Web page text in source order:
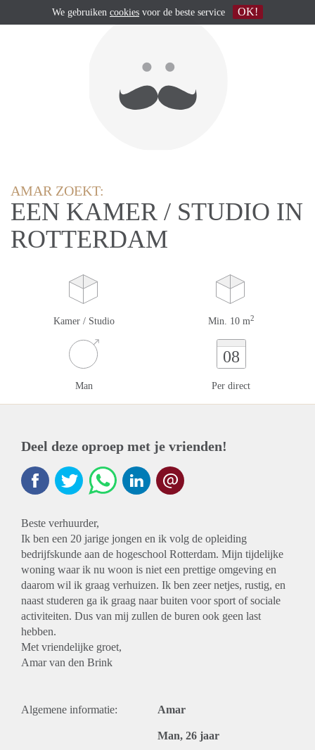
AMAR ZOEKT:
EEN KAMER / STUDIO IN
ROTTERDAM
Kamer / Studio Min. 10 m2
Man
08
Per direct
Deel deze oproep met je vrienden!
Beste verhuurder,
Ik ben een 20 jarige jongen en ik volg de opleiding
bedrijfskunde aan de hogeschool Rotterdam. Mijn tijdelijke
woning waar ik nu woon is niet een prettige omgeving en
daarom wil ik graag verhuizen. Ik ben zeer netjes, rustig, en
naast studeren ga ik graag naar buiten voor sport of sociale
activiteiten. Dus van mij zullen de buren ook geen last
hebben.
Met vriendelijke groet,
Amar van den Brink
Algemene informatie: Amar
Man, 26 jaar
We gebruiken cookies voor de beste service OK!